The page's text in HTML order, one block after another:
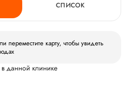
СПИСОК
переместите карту, чтобы увидеть
в данной клинике